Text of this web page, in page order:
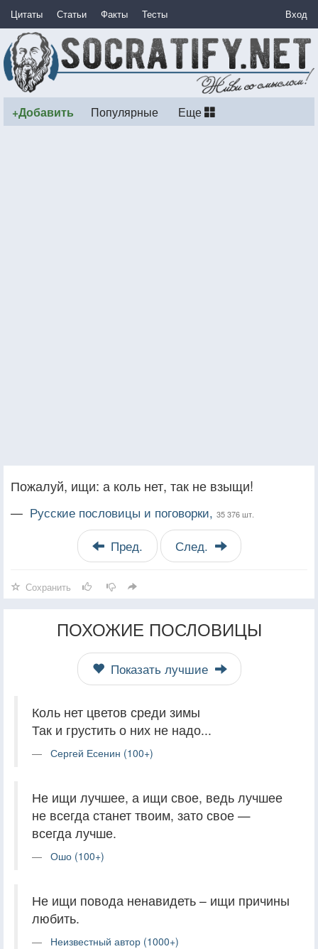
Цитаты Статьи Факты Тесты Вход
+Добавить Популярные Еще
Пожалуй, ищи: а коль нет, так не взыщи!
— Русские пословицы и поговорки, 35 376 шт.
Пред. След.
Сохранить
ПОХОЖИЕ ПОСЛОВИЦЫ
Показать лучшие
Коль нет цветов среди зимы
Так и грустить о них не надо...
Сергей Есенин (100+)
Не ищи лучшее, а ищи свое, ведь лучшее
не всегда станет твоим, зато свое —
всегда лучше.
Ошо (100+)
Не ищи повода ненавидеть – ищи причины
любить.
Неизвестный автор (1000+)